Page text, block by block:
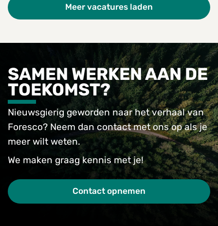
Meer vacatures laden
SAMEN WERKEN AAN DE
TOEKOMST?
Nieuwsgierig geworden naar het verhaal van
Foresco? Neem dan contact met ons op als je
meer wilt weten.
We maken graag kennis met je!
Contact opnemen